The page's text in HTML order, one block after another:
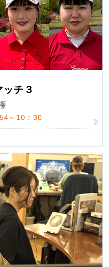
チ３
～10：30